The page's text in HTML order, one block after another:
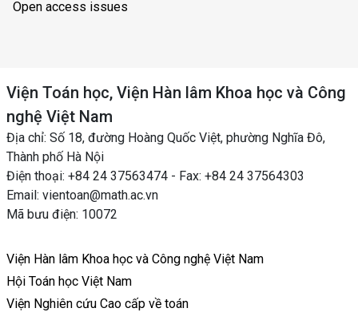
Open access issues
Viện Toán học, Viện Hàn lâm Khoa học và Công
nghệ Việt Nam
Địa chỉ: Số 18, đường Hoàng Quốc Việt, phường Nghĩa Đô,
Thành phố Hà Nội
Điện thoại: +84 24 37563474 - Fax: +84 24 37564303
Email: vientoan@math.ac.vn
Mã bưu điện: 10072
Viện Hàn lâm Khoa học và Công nghệ Việt Nam
Hội Toán học Việt Nam
Viện Nghiên cứu Cao cấp về toán